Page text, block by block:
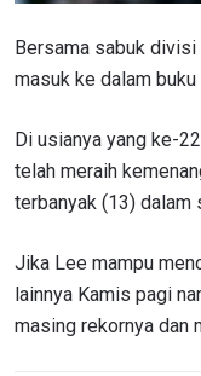
Bersama sabuk
masuk ke dalam
Di usianya yang ke-
telah meraih
terbanyak (13) dalam
Jika Lee mampu
lainnya Kamis pagi
masing rekornya dan